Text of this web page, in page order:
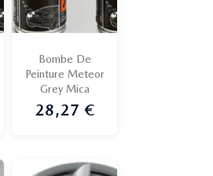
Bombe De
Peinture Meteor
Grey Mica
Prix
28,27 €